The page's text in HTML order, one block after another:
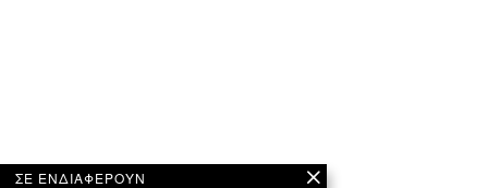
ΣΕ ΕΝΔΙΑΦΕΡΟΥΝ